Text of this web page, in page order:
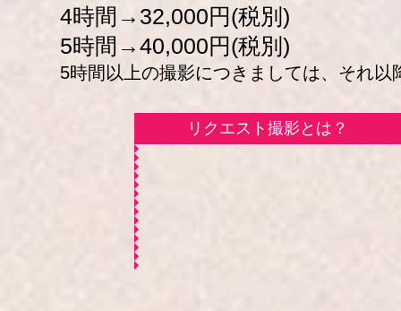
4時間→32,000円(税別)
5時間→40,000円(税別)
5時間以上の撮影につきましては、それ
リクエスト撮影とは？